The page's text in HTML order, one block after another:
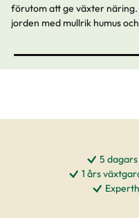
förutom att ge växter
jorden med mullrik humus
med andra slags
mineralgödsel? Läs här om
5
1 års